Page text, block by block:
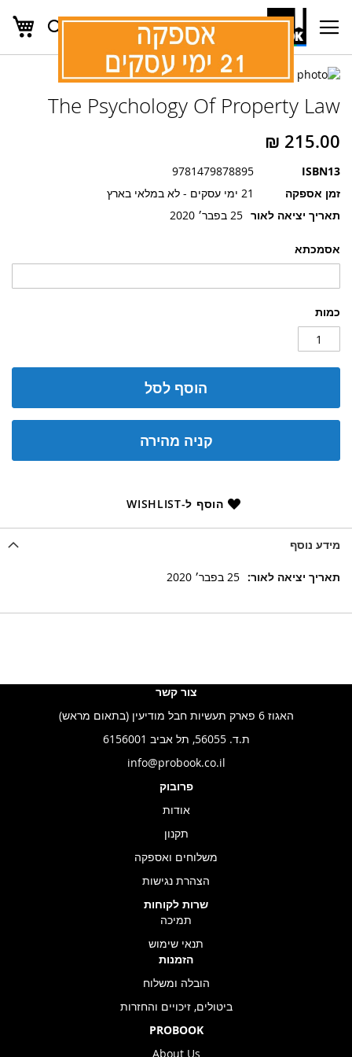
Skip
Content
חפש
אסמכתא
כמות
הוסף לסל
קניה מהירה
הוסף ל-WISHLIST
The Psychology Of Property Law
ISBN13
9781479878895
זמן אספקה
21 ימי עסקים - לא במלאי בארץ
תאריך יציאה לאור 25 בפבר׳ 2020
לדלג
של
תמונות
להתחלה
גלריית
תמונות
מידע נוסף
מידע
25 בפבר׳ 2020
צור קשר
האגוז 6 פארק תעשיות חבל מודיעין (בתאום מראש)
ת.ד. 56055, תל אביב 6156001
info@probook.co.il
פרובוק
אודות
תקנון
משלוחים ואספקה
הצהרת נגישות
שרות לקוחות
תמיכה
תנאי שימוש
הזמנות
הובלה ומשלוח
ביטולים, זיכויים והחזרות
PROBOOK
About Us